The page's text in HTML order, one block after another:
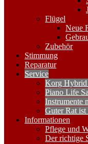
Flügel
Neue
Zubehör
Stimmung
Reparatur
Service
Korg Hybrid
Piano Life
Instrumente
Guter Rat
Informationen
Pflege und
Der richtige